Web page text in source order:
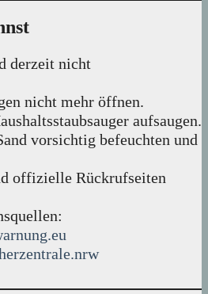
derzeit nicht
nicht mehr öffnen.
aufsaugen.
vorsichtig befeuchten und
offizielle Rückrufseiten